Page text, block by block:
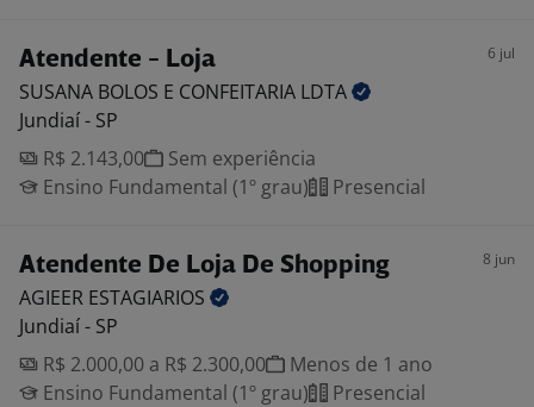
Atendente - Loja 6 jul
SUSANA BOLOS E CONFEITARIA LDTA
Jundiaí - SP
R$ 2.143,00
Sem experiência
Ensino Fundamental (1º grau)
Presencial
Atendente De Loja De Shopping 8 jun
AGIEER ESTAGIARIOS
Jundiaí - SP
R$ 2.000,00 a R$ 2.300,00
Menos de 1 ano
Ensino Fundamental (1º grau)
Presencial